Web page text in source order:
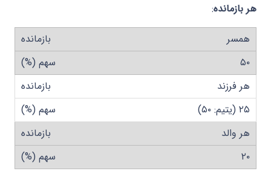
هر بازمانده:
همسر
۵۰
هر فرزند
۲۵ (یتیم: ۵۰)
هر والد
۲۰